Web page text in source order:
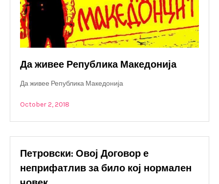
Да живее Република Македонија
Да живее Република Македонија
October 2, 2018
Петровски: Овој Договор е
неприфатлив за било кој нормален